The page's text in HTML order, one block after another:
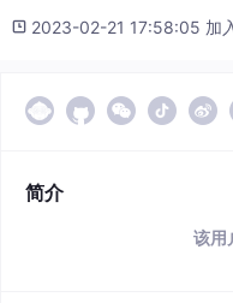
2023-02-21 17:58:05 加
简介
该用